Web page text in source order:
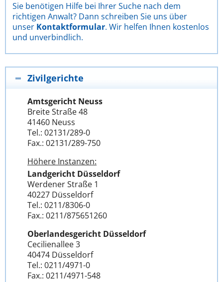
Sie benötigen Hilfe bei Ihrer Suche nach dem
richtigen Anwalt? Dann schreiben Sie uns über
unser Kontaktformular. Wir helfen Ihnen kostenlos
und unverbindlich.
Zivilgerichte
Amtsgericht Neuss
Breite Straße 48
41460 Neuss
Tel.: 02131/289-0
Fax.: 02131/289-750
Höhere Instanzen:
Landgericht Düsseldorf
Werdener Straße 1
40227 Düsseldorf
Tel.: 0211/8306-0
Fax.: 0211/875651260
Oberlandesgericht Düsseldorf
Cecilienallee 3
40474 Düsseldorf
Tel.: 0211/4971-0
Fax.: 0211/4971-548